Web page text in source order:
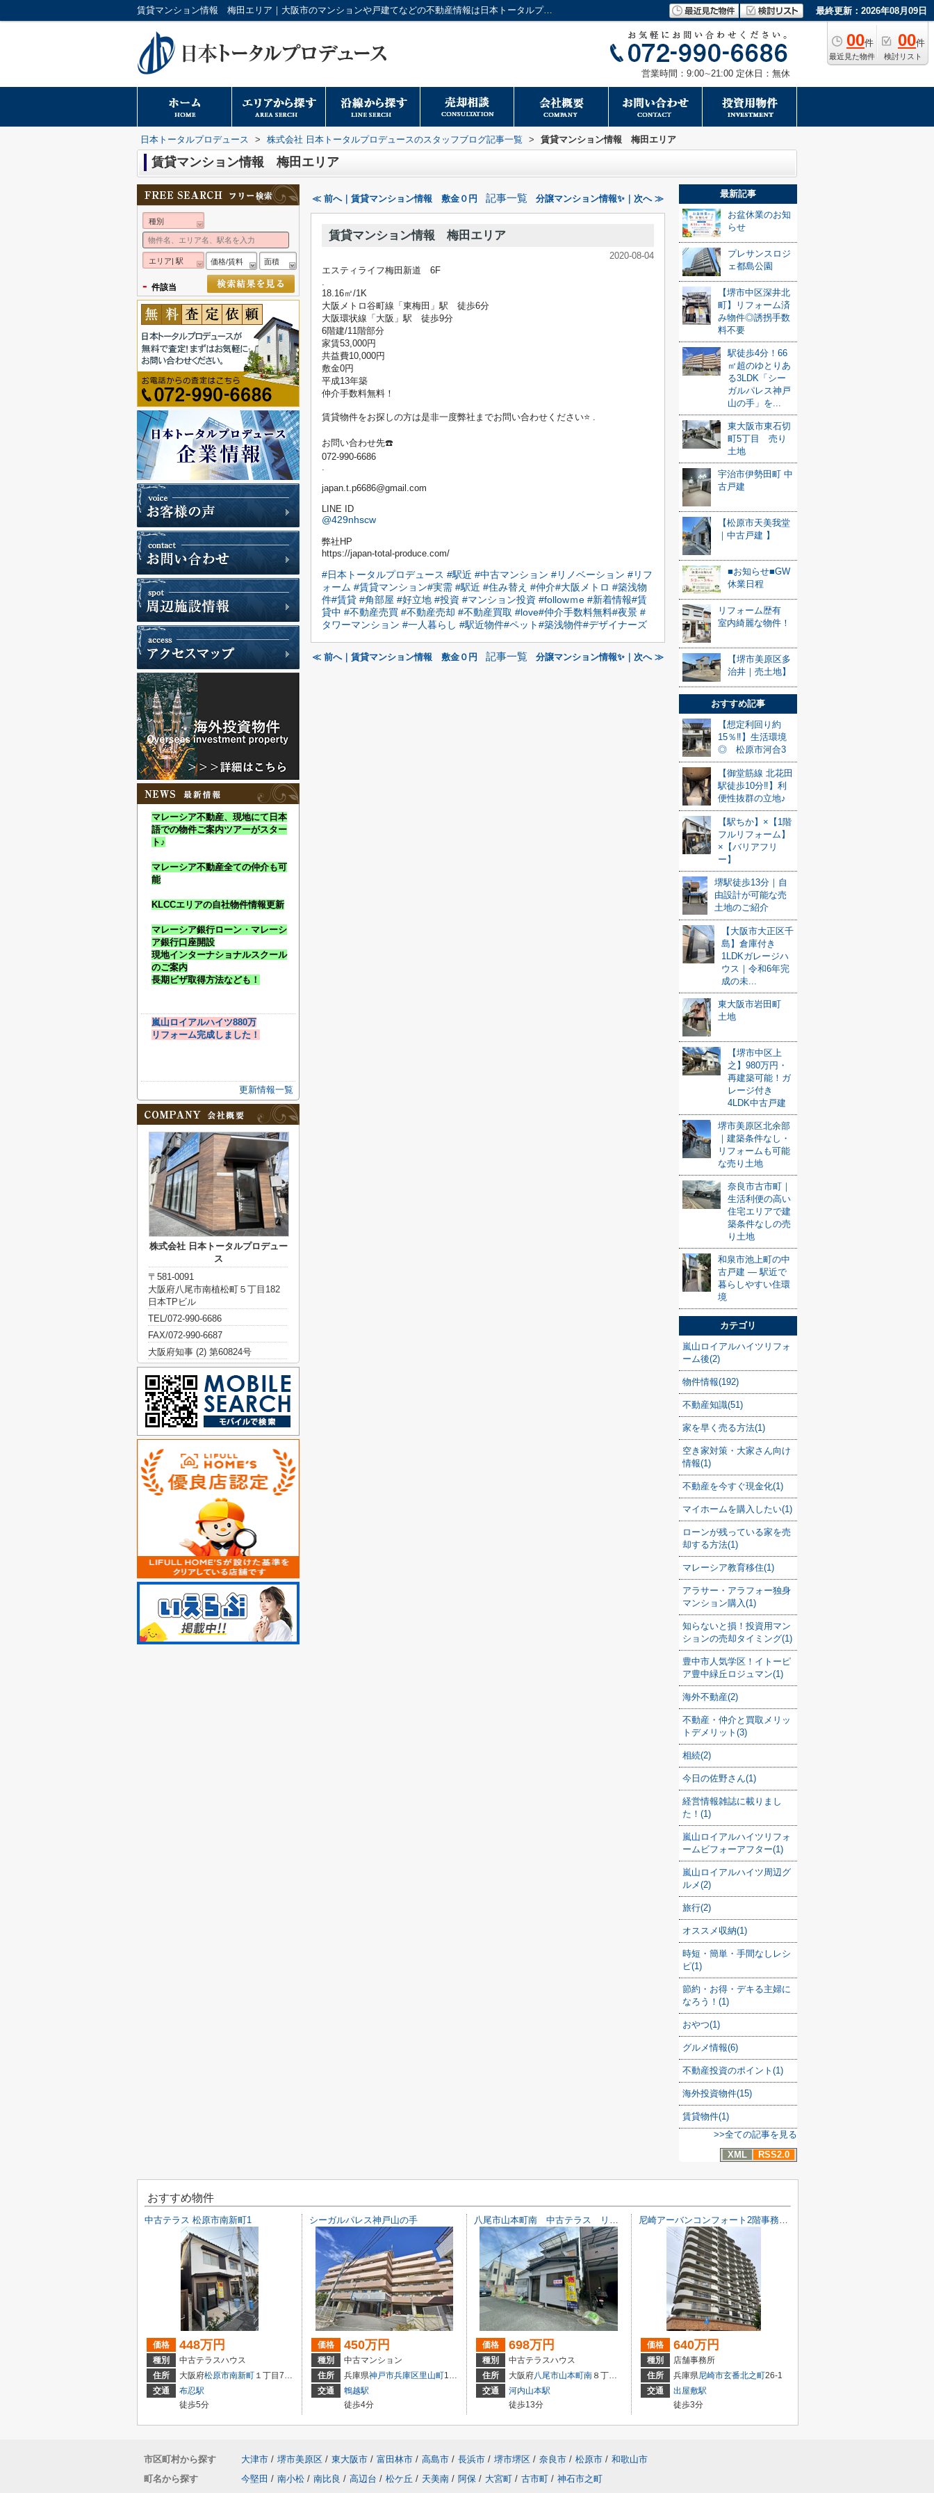
賃貸マンション情報 梅田エリア｜大阪市のマンションや戸建てなどの不動産情報は日本トータルプロデュースへ 最終更新：2026年08月09日
00件
最近見た物件
00件
検討リスト
営業時間：9:00∼21:00 定休日：無休
日本トータルプロデュース > 株式会社 日本トータルプロデュースのスタッフブログ記事一覧 > 賃貸マンション情報 梅田エリア
賃貸マンション情報 梅田エリア
≪ 前へ｜賃貸マンション情報 敷金０円 記事一覧 分譲マンション情報✨｜次へ ≫
賃貸マンション情報 梅田エリア
2020-08-04
エスティライフ梅田新道 6F
.
18.16㎡/1K
大阪メトロ谷町線「東梅田」駅 徒歩6分
大阪環状線「大阪」駅 徒歩9分
6階建/11階部分
家賃53,000円
共益費10,000円
敷金0円
平成13年築
仲介手数料無料！
賃貸物件をお探しの方は是非一度弊社までお問い合わせください⭐️ .
お問い合わせ先☎️
072-990-6686
.
japan.t.p6686@gmail.com
LINE ID
@429nhscw
弊社HP
https://japan-total-produce.com/
#日本トータルプロデュース #駅近 #中古マンション #リノベーション #リフ
ォーム #賃貸マンション#実需 #駅近 #住み替え #仲介#大阪メトロ #築浅物
件#賃貸 #角部屋 #好立地 #投資 #マンション投資 #followｍe #新着情報#賃
貸中 #不動産売買 #不動産売却 #不動産買取 #love#仲介手数料無料#夜景 #
タワーマンション #一人暮らし #駅近物件#ペット#築浅物件#デザイナーズ
≪ 前へ｜賃貸マンション情報 敷金０円 記事一覧 分譲マンション情報✨｜次へ ≫
最新記事
お盆休業のお知
らせ
プレサンスロジ
ェ都島公園
【堺市中区深井北
町】リフォーム済
み物件◎誘拐手数
料不要
駅徒歩4分！66
㎡超のゆとりあ
る3LDK「シー
ガルパレス神戸
山の手」を...
東大阪市東石切
町5丁目 売り
土地
宇治市伊勢田町 中
古戸建
【松原市天美我堂
｜中古戸建 】
■お知らせ■GW
休業日程
リフォーム歴有
室内綺麗な物件！
【堺市美原区多
治井｜売土地】
おすすめ記事
【想定利回り約
15％‼】生活環境
◎ 松原市河合3
【御堂筋線 北花田
駅徒歩10分‼】利
便性抜群の立地♪
【駅ちか】×【1階
フルリフォーム】
×【バリアフリ
ー】
堺駅徒歩13分｜自
由設計が可能な売
土地のご紹介
【大阪市大正区千
島】倉庫付き
1LDKガレージハ
ウス｜令和6年完
成の未...
東大阪市岩田町
土地
【堺市中区上
之】980万円・
再建築可能！ガ
レージ付き
4LDK中古戸建
堺市美原区北余部
｜建築条件なし・
リフォームも可能
な売り土地
奈良市古市町｜
生活利便の高い
住宅エリアで建
築条件なしの売
り土地
和泉市池上町の中
古戸建 — 駅近で
暮らしやすい住環
境
カテゴリ
嵐山ロイアルハイツリフォ
ーム後(2)
物件情報(192)
不動産知識(51)
家を早く売る方法(1)
空き家対策・大家さん向け
情報(1)
不動産を今すぐ現金化(1)
マイホームを購入したい(1)
ローンが残っている家を売
却する方法(1)
マレーシア教育移住(1)
アラサー・アラフォー独身
マンション購入(1)
知らないと損！投資用マン
ションの売却タイミング(1)
豊中市人気学区！イトーピ
ア豊中緑丘ロジュマン(1)
海外不動産(2)
不動産・仲介と買取メリッ
トデメリット(3)
相続(2)
今日の佐野さん(1)
経営情報雑誌に載りまし
た！(1)
嵐山ロイアルハイツリフォ
ームビフォーアフター(1)
嵐山ロイアルハイツ周辺グ
ルメ(2)
旅行(2)
オススメ収納(1)
時短・簡単・手間なしレシ
ピ(1)
節約・お得・デキる主婦に
なろう！(1)
おやつ(1)
グルメ情報(6)
不動産投資のポイント(1)
海外投資物件(15)
賃貸物件(1)
>>全ての記事を見る
XML
RSS2.0
種別
エリア| 駅 価格/賃料 面積
- 件該当
マレーシア不動産、現地にて日本
語での物件ご案内ツアーがスター
ト♪
マレーシア不動産全ての仲介も可
能
KLCCエリアの自社物件情報更新
マレーシア銀行ローン・マレーシ
ア銀行口座開設
現地インターナショナルスクール
のご案内
長期ビザ取得方法なども！
嵐山ロイアルハイツ880万
リフォーム完成しました！
更新情報一覧
株式会社 日本トータルプロデュー
ス
〒581-0091
大阪府八尾市南植松町５丁目182
日本TPビル
TEL/072-990-6686
FAX/072-990-6687
大阪府知事 (2) 第60824号
おすすめ物件
中古テラス 松原市南新町1
価格 448万円
種別
中古テラスハウス
住所
大阪府松原市南新町 １丁目7-22
交通
布忍駅
徒歩5分
シーガルパレス神戸山の手
価格 450万円
種別
中古マンション
住所
兵庫県神戸市兵庫区里山町1-46
交通
鵯越駅
徒歩4分
八尾市山本町南 中古テラス リフォームしました！
価格 698万円
種別
中古テラスハウス
住所
大阪府八尾市山本町南 ８丁目16-23
交通
河内山本駅
徒歩13分
尼崎アーバンコンフォート2階事務所 オーナーチェンジ物件
価格 640万円
種別
店舗事務所
住所
兵庫県尼崎市玄番北之町26-1
交通
出屋敷駅
徒歩3分
市区町村から探す 大津市 / 堺市美原区 / 東大阪市 / 富田林市 / 高島市 / 長浜市 / 堺市堺区 / 奈良市 / 松原市 / 和歌山市
町名から探す
今堅田 / 南小松 / 南比良 / 高辺台 / 松ケ丘 / 天美南 / 阿保 / 大宮町 / 古市町 / 神石市之町